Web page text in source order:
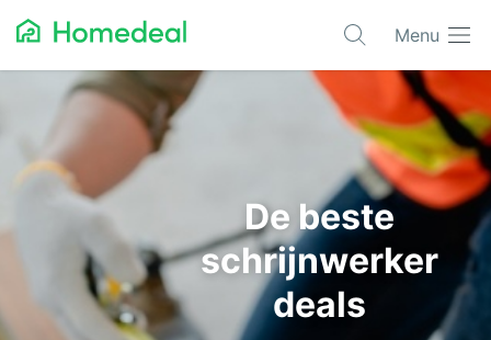
Menu
Populaire projecten
Aannemer
Airco
Alarmsystemen
Architect
Asbest
De beste
schrijnwerker
deals